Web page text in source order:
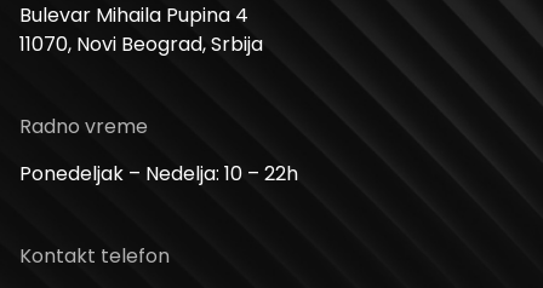
Bulevar Mihaila Pupina 4
11070, Novi Beograd, Srbija
Radno vreme
Ponedeljak – Nedelja: 10 – 22h
Kontakt telefon